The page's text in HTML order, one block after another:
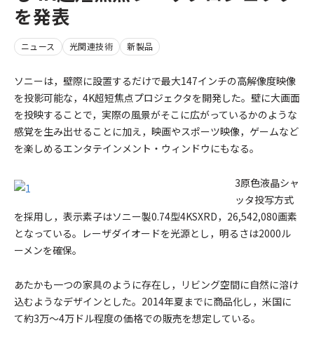
を発表
ニュース 光関連技術 新製品
ソニーは，壁際に設置するだけで最大147インチの高解像度映像
を投影可能な，4K超短焦点プロジェクタを開発した。壁に大画面
を投映することで，実際の風景がそこに広がっているかのような
感覚を生み出せることに加え，映画やスポーツ映像，ゲームなど
を楽しめるエンタテインメント・ウィンドウにもなる。
3原色液晶シャ
ッタ投写方式
を採用し，表示素子はソニー製0.74型4KSXRD，26,542,080画素
となっている。レーザダイオードを光源とし，明るさは2000ル
ーメンを確保。
あたかも一つの家具のように存在し，リビング空間に自然に溶け
込むようなデザインとした。2014年夏までに商品化し，米国に
て約3万～4万ドル程度の価格での販売を想定している。